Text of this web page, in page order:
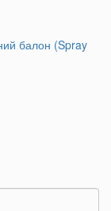
балон (Spray